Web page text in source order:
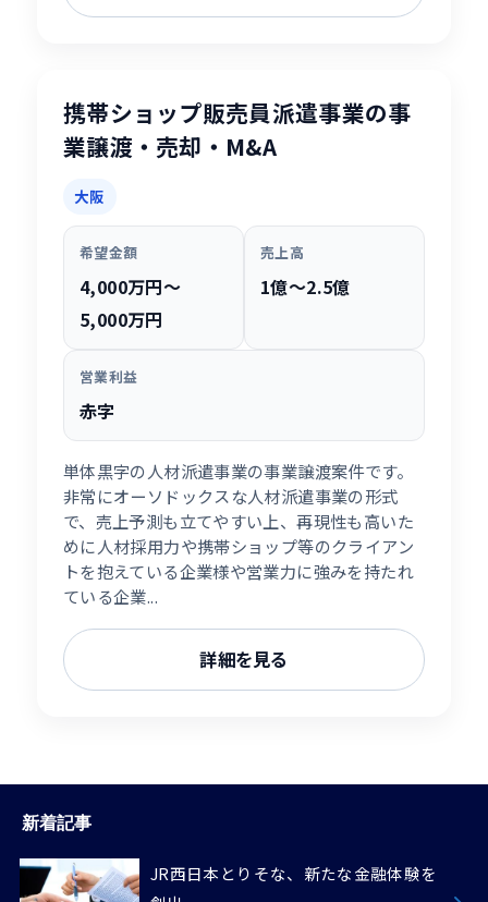
携帯ショップ販売員派遣事業の事
業譲渡・売却・M&A
大阪
希望金額
4,000万円〜
5,000万円
売上高
1億〜2.5億
営業利益
赤字
単体黒字の人材派遣事業の事業譲渡案件です。
非常にオーソドックスな人材派遣事業の形式
で、売上予測も立てやすい上、再現性も高いた
めに人材採用力や携帯ショップ等のクライアン
トを抱えている企業様や営業力に強みを持たれ
ている企業...
詳細を見る
新着記事
JR西日本とりそな、新たな金融体験を